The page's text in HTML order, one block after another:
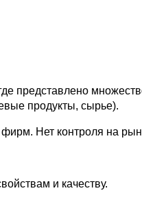
представлено
продукты, сырье).
Нет контроля на
и качеству.